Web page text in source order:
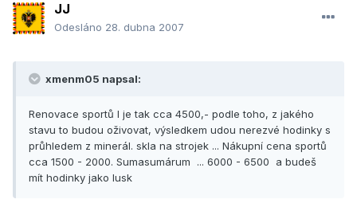
JJ
Odesláno 28. dubna 2007
xmenm05 napsal:
Renovace sportů I je tak cca 4500,- podle toho, z jakého
stavu to budou oživovat, výsledkem udou nerezvé hodinky s
průhledem z minerál. skla na strojek ... Nákupní cena sportů
cca 1500 - 2000. Sumasumárum ... 6000 - 6500 a budeš
mít hodinky jako lusk